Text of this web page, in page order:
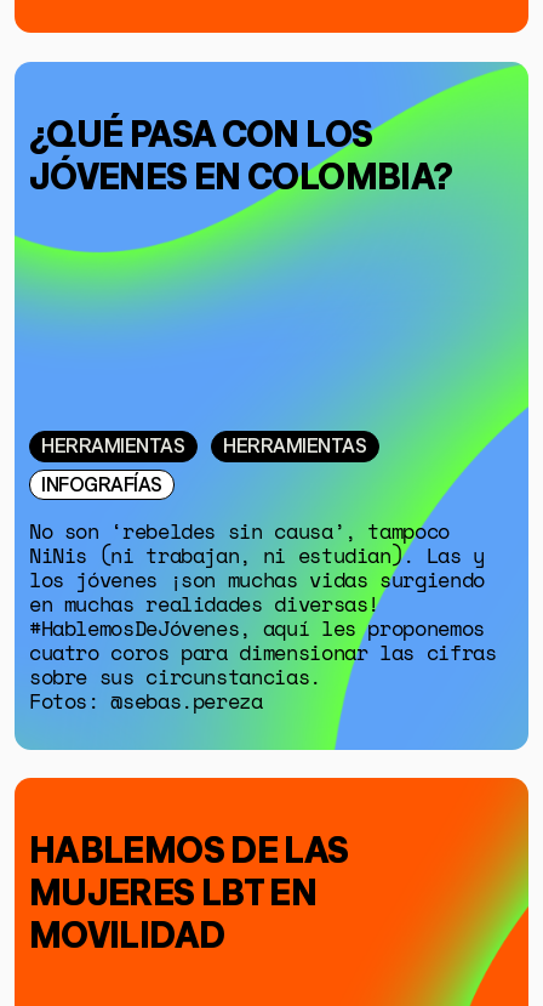
DONACIONES
ESPECIALES
¿QUÉ PASA CON LOS
JÓVENES EN COLOMBIA?
HERRAMIENTAS
HERRAMIENTAS
INFOGRAFÍAS
No son ‘rebeldes sin causa’, tampoco
NiNis (ni trabajan, ni estudian). Las y
los jóvenes ¡son muchas vidas surgiendo
en muchas realidades diversas!
#HablemosDeJóvenes, aquí les proponemos
cuatro coros para dimensionar las cifras
sobre sus circunstancias.
Fotos: @sebas.pereza
HABLEMOS DE LAS
MUJERES LBT EN
MOVILIDAD